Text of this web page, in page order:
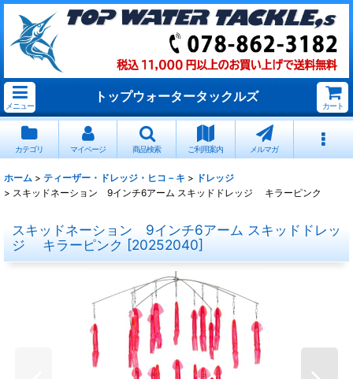
メニュー
トップウォータータックルズ
カート
カテゴリ マイページ 商品検索 ご利用案内 メルマガ
ホーム > ティーザー・ドレッジ・ヒコ－キ > ドレッジ
> スキッドネーション 9インチ6アーム スキッドドレッジ キラーピンク
スキッドネーション 9インチ6アーム スキッドドレッ
ジ キラーピンク [20252040]